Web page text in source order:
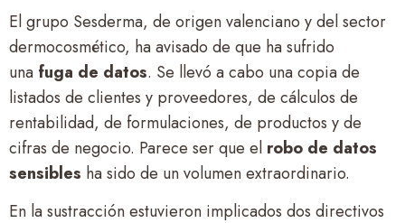
El grupo Sesderma, de origen valenciano y del sector
dermocosmético, ha avisado de que ha sufrido
una fuga de datos. Se llevó a cabo una copia de
listados de clientes y proveedores, de cálculos de
rentabilidad, de formulaciones, de productos y de
cifras de negocio. Parece ser que el robo de datos
sensibles ha sido de un volumen extraordinario.
En la sustracción estuvieron implicados dos directivos